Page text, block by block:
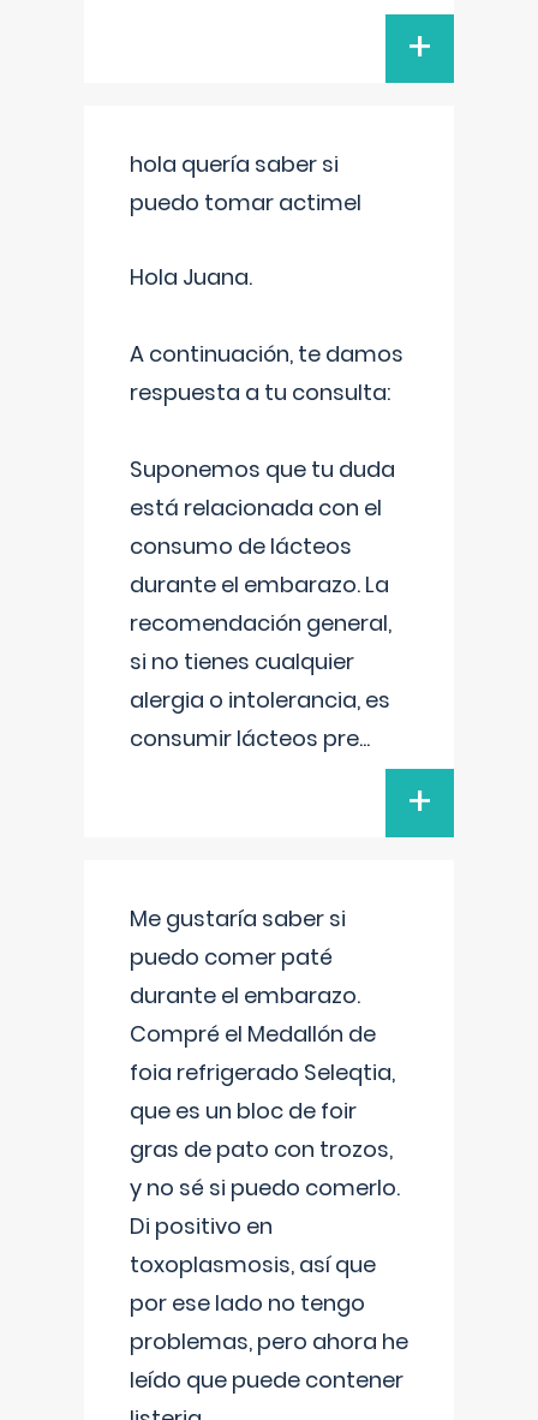
+
hola quería saber si
puedo tomar actimel
Hola Juana.
A continuación, te damos
respuesta a tu consulta:
Suponemos que tu duda
está relacionada con el
consumo de lácteos
durante el embarazo. La
recomendación general,
si no tienes cualquier
alergia o intolerancia, es
consumir lácteos pre...
+
Me gustaría saber si
puedo comer paté
durante el embarazo.
Compré el Medallón de
foia refrigerado Seleqtia,
que es un bloc de foir
gras de pato con trozos,
y no sé si puedo comerlo.
Di positivo en
toxoplasmosis, así que
por ese lado no tengo
problemas, pero ahora he
leído que puede contener